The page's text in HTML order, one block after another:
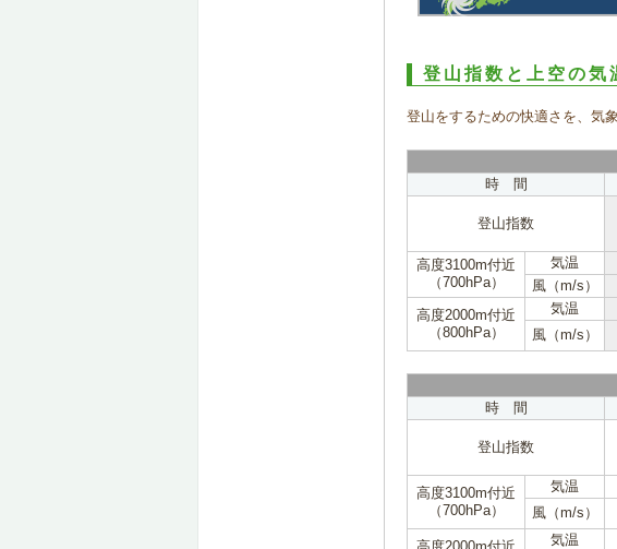
登山指数と上空の気
登山をするための快適さを、気
時 間
登山指数
高度3100m付近
（700hPa）
気温
風（m/s）
高度2000m付近
（800hPa）
気温
風（m/s）
時 間
登山指数
高度3100m付近
（700hPa）
気温
風（m/s）
気温